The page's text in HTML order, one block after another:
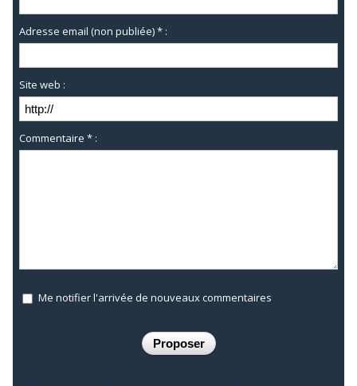
Adresse email (non publiée) * :
Site web :
Commentaire * :
Me notifier l'arrivée de nouveaux commentaires